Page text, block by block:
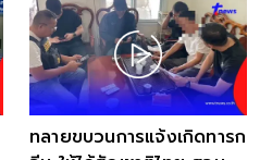
ทลายขบวนการแจ้งเกิดทารก